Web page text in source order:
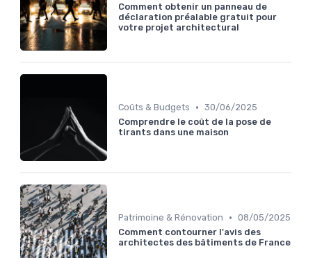
Comment obtenir un panneau de
déclaration préalable gratuit pour
votre projet architectural
Coûts & Budgets • 30/06/2025
Comprendre le coût de la pose de
tirants dans une maison
Patrimoine & Rénovation • 08/05/2025
Comment contourner l'avis des
architectes des bâtiments de France